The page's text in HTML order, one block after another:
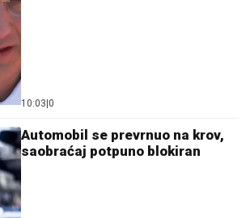
10:03 0
Automobil se prevrnuo na krov,
saobraćaj potpuno blokiran